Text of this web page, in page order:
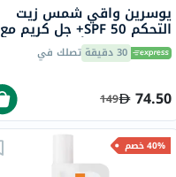
يوسرين واقي شمس زيت
التحكم SPF 50+ جل كريم مع
لمسة جافة وتأثير مضاد
لللمعان للبشرة المعرضة
30 دقيقة تصلك في
74.50
149
40% خصم